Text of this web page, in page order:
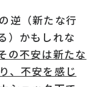
逆（新たな行
）かもしれな
の不安は新たな
、不安を感じ